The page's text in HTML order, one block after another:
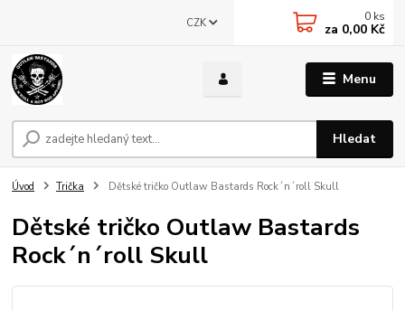
Menu
CZK
Hledat
0 ks
za 0,00 Kč
Úvod Trička Dětské tričko Outlaw Bastards Rock´n´roll Skull
Dětské tričko Outlaw Bastards
Rock´n´roll Skull